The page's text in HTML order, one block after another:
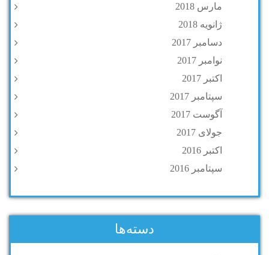
مارس 2018
ژانویه 2018
دسامبر 2017
نوامبر 2017
اکتبر 2017
سپتامبر 2017
آگوست 2017
جولای 2017
اکتبر 2016
سپتامبر 2016
دسته‌ها